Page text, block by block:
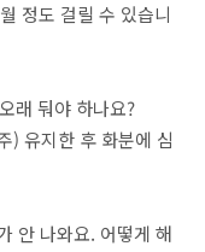
정도 걸릴 수 있습니
래 둬야 하나요?
) 유지한 후 화분에 심
안 나와요. 어떻게 해